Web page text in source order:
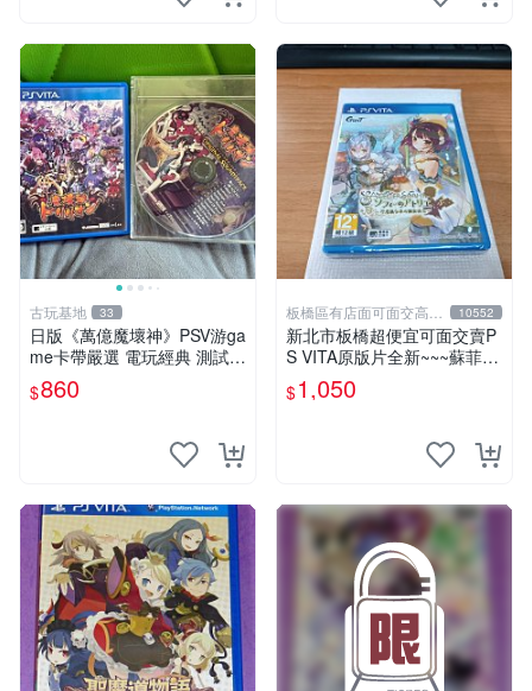
古玩基地 33
日版《萬億魔壞神》PSV游ga
me卡帶嚴選 電玩經典 測試正
常 完整遊戲內容 附贈未拆封
音樂CD 萬億魔壞神 PSV 游g
$860
板橋區有店面可面交高價
回收電玩
10552
新北市板橋超便宜可面交賣P
S VITA原版片全新~~~蘇菲的
鍊金工房 不可思議之書的鍊
金術士~~~便宜賣
$1,050